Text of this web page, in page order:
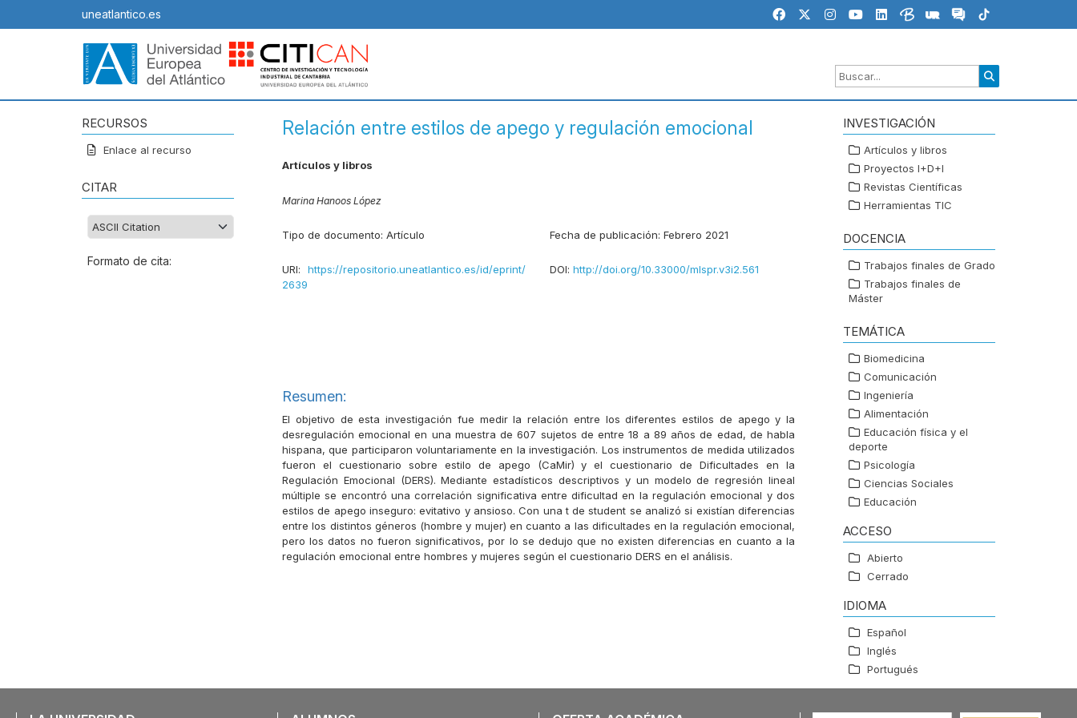
uneatlantico.es
RECURSOS
Enlace al recurso
CITAR
Formato de cita:
Relación entre estilos de apego y regulación emocional
Artículos y libros
Marina Hanoos López
Tipo de documento: Artículo Fecha de publicación: Febrero 2021
URI: https://repositorio.uneatlantico.es/id/eprint/
2639
DOI: http://doi.org/10.33000/mlspr.v3i2.561
Resumen:
El objetivo de esta investigación fue medir la relación entre los diferentes estilos de apego y la
desregulación emocional en una muestra de 607 sujetos de entre 18 a 89 años de edad, de habla
hispana, que participaron voluntariamente en la investigación. Los instrumentos de medida utilizados
fueron el cuestionario sobre estilo de apego (CaMir) y el cuestionario de Dificultades en la
Regulación Emocional (DERS). Mediante estadísticos descriptivos y un modelo de regresión lineal
múltiple se encontró una correlación significativa entre dificultad en la regulación emocional y dos
estilos de apego inseguro: evitativo y ansioso. Con una t de student se analizó si existían diferencias
entre los distintos géneros (hombre y mujer) en cuanto a las dificultades en la regulación emocional,
pero los datos no fueron significativos, por lo se dedujo que no existen diferencias en cuanto a la
regulación emocional entre hombres y mujeres según el cuestionario DERS en el análisis.
INVESTIGACIÓN
Artículos y libros
Proyectos I+D+I
Revistas Científicas
Herramientas TIC
DOCENCIA
Trabajos finales de Grado
Trabajos finales de
Máster
TEMÁTICA
Biomedicina
Comunicación
Ingeniería
Alimentación
Educación física y el
deporte
Psicología
Ciencias Sociales
Educación
ACCESO
Abierto
Cerrado
IDIOMA
Español
Inglés
Portugués